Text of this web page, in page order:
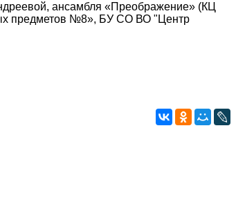
ансамбля «Преображение» (КЦ
предметов №8», БУ СО ВО "Центр